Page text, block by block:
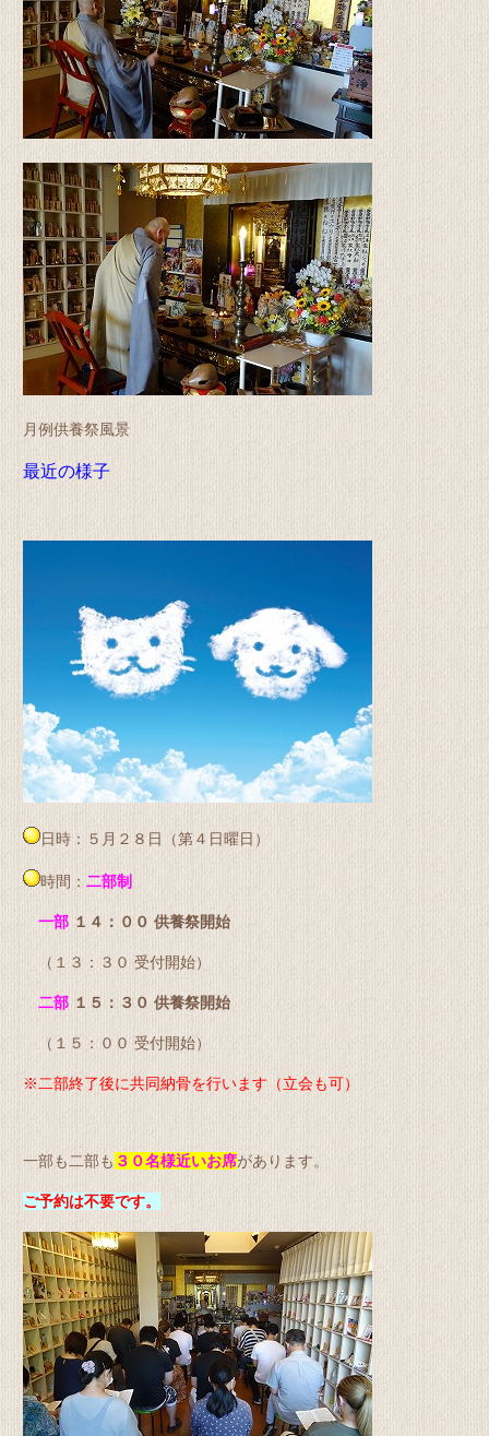
月例供養祭風景
最近の様子
日時：５月２８日（第４日曜日）
時間：二部制
一部 １４：００ 供養祭開始
（１３：３０ 受付開始）
二部 １５：３０ 供養祭開始
（１５：００ 受付開始）
※二部終了後に共同納骨を行います（立会も可）
一部も二部も ３０名様近いお席があります。
ご予約は不要です。